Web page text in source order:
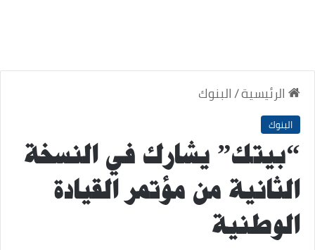
الرئيسية/البنوك
البنوك
“بيتك” يشارك في النسخة
الثانية من مؤتمر القيادة
الوطنية